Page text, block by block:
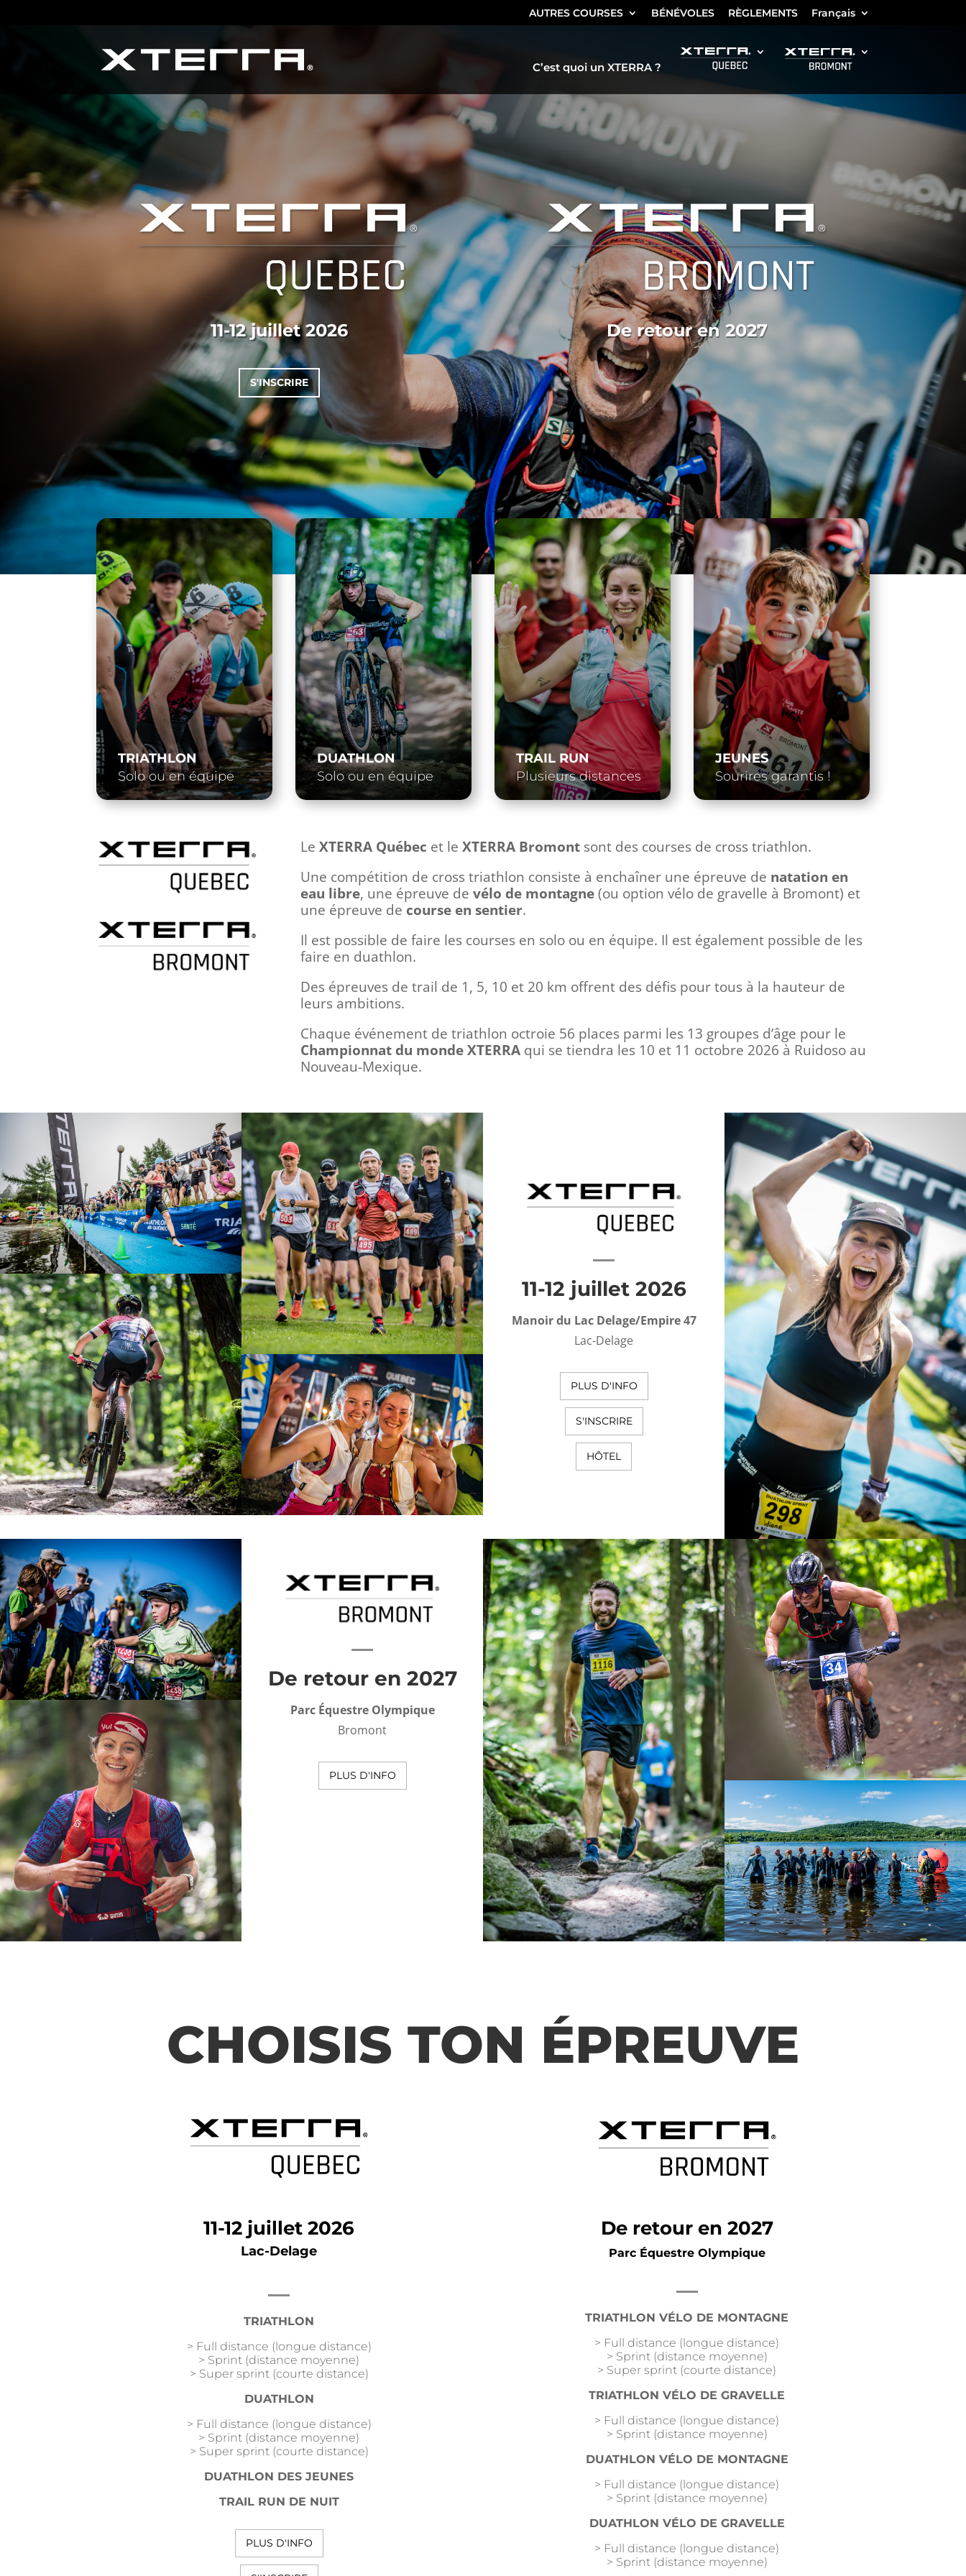
AUTRES COURSES BÉNÉVOLES RÈGLEMENTS Français
C’est quoi un XTERRA ?
11-12 juillet 2026
S'INSCRIRE
De retour en 2027
TRIATHLON
Solo ou en équipe
DUATHLON
Solo ou en équipe
TRAIL RUN
Plusieurs distances
JEUNES
Sourires garantis !
Le XTERRA Québec et le XTERRA Bromontsont des courses de cross triathlon.
Une compétition de cross triathlon consiste à enchaîner une épreuve de natation en
eau libre, une épreuve de vélo de montagne(ou option vélo de gravelle à Bromont) et
une épreuve de course en sentier.
Il est possible de faire les courses en solo ou en équipe. Il est également possible de les
faire en duathlon.
Des épreuves de trail de 1, 5, 10 et 20 km offrent des défis pour tous à la hauteur de
leurs ambitions.
Chaque événement de triathlon octroie 56 places parmi les 13 groupes d’âge pour le
Championnat du monde XTERRAqui se tiendra les 10 et 11 octobre 2026 à Ruidoso au
Nouveau-Mexique.
11-12 juillet 2026
Manoir du Lac Delage/Empire 47
Lac-Delage
PLUS D'INFO
S'INSCRIRE
HÔTEL
De retour en 2027
Parc Équestre Olympique
Bromont
PLUS D'INFO
CHOISIS TON ÉPREUVE
11-12 juillet 2026
Lac-Delage
TRIATHLON
> Full distance (longue distance)
> Sprint (distance moyenne)
> Super sprint (courte distance)
DUATHLON
> Full distance (longue distance)
> Sprint (distance moyenne)
> Super sprint (courte distance)
DUATHLON DES JEUNES
TRAIL RUN DE NUIT
PLUS D'INFO
De retour en 2027
Parc Équestre Olympique
TRIATHLON VÉLO DE MONTAGNE
> Full distance (longue distance)
> Sprint (distance moyenne)
> Super sprint (courte distance)
TRIATHLON VÉLO DE GRAVELLE
> Full distance (longue distance)
> Sprint (distance moyenne)
DUATHLON VÉLO DE MONTAGNE
> Full distance (longue distance)
> Sprint (distance moyenne)
DUATHLON VÉLO DE GRAVELLE
> Full distance (longue distance)
> Sprint (distance moyenne)